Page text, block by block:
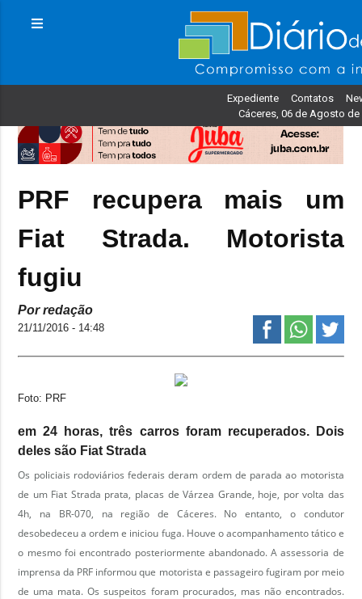
Expediente Contatos
Cáceres, 06 de Agosto de
PRF recupera mais um
Fiat Strada. Motorista
fugiu
Por redação
21/11/2016 - 14:48
Foto: PRF
em 24 horas, três carros foram recuperados. Dois
deles são Fiat Strada
Os policiais rodoviários federais deram ordem de parada ao motorista
de um Fiat Strada prata, placas de Várzea Grande, hoje, por volta das
4h, na BR-070, na região de Cáceres. No entanto, o condutor
desobedeceu a ordem e iniciou fuga. Houve o acompanhamento tático e
o mesmo foi encontrado posteriormente abandonado. A assessoria de
imprensa da PRF informou que motorista e passageiro fugiram por meio
de uma mata. Os suspeitos foram procurados, mas não encontrados.